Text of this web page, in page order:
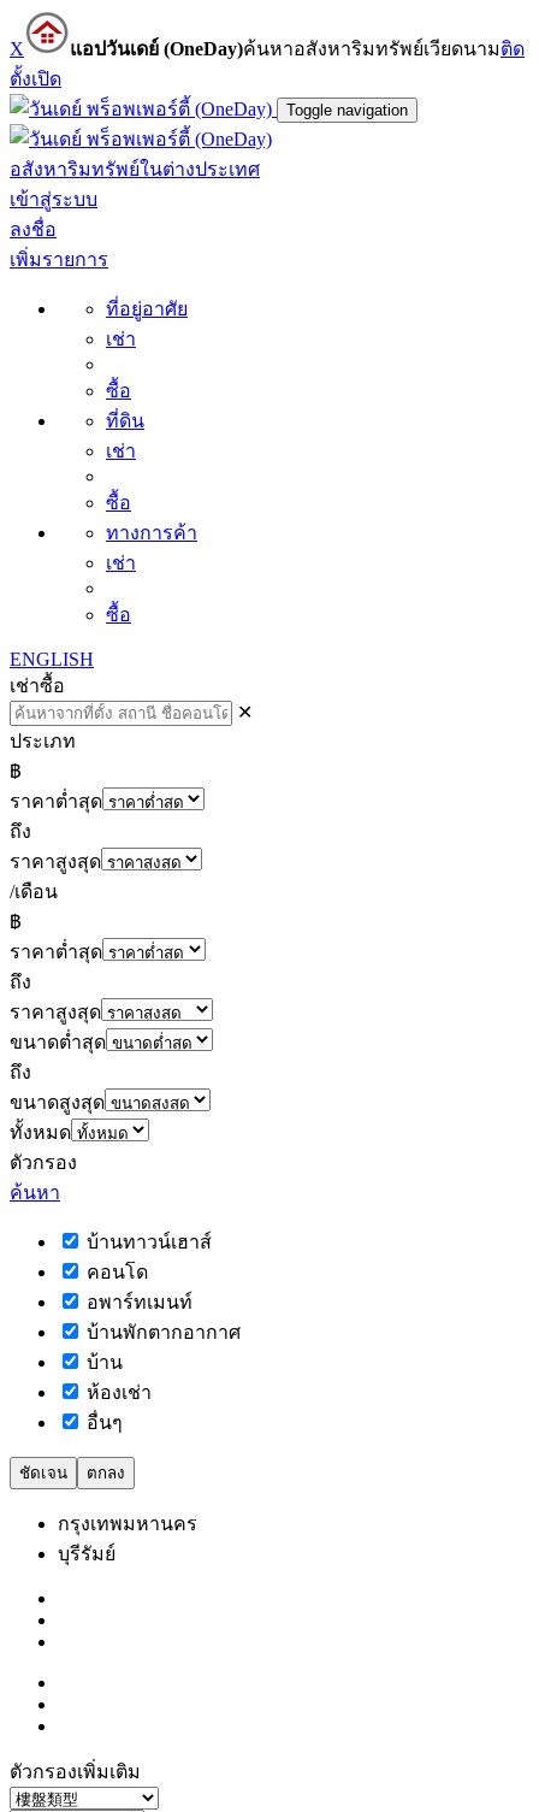
X แอปวันเดย์ (OneDay)ค้นหาอสังหาริมทรัพย์เวียดนามติด
ตั้งเปิด
Toggle navigation
อสังหาริมทรัพย์ในต่างประเทศ
เข้าสู่ระบบ
ลงชื่อ
เพิ่มรายการ
ที่อยู่อาศัย
เช่า
ซื้อ
ที่ดิน
เช่า
ซื้อ
ทางการค้า
เช่า
ซื้อ
ENGLISH
เช่าซื้อ
✕
ประเภท
฿
ราคาต่ำสุด
ถึง
ราคาสูงสุด
/เดือน
฿
ราคาต่ำสุด
ถึง
ราคาสูงสุด
ขนาดต่ำสุด
ถึง
ขนาดสูงสุด
ทั้งหมด
ตัวกรอง
ค้นหา
บ้านทาวน์เฮาส์
คอนโด
อพาร์ทเมนท์
บ้านพักตากอากาศ
บ้าน
ห้องเช่า
อื่นๆ
ชัดเจน ตกลง
กรุงเทพมหานคร
บุรีรัมย์
ตัวกรองเพิ่มเติม